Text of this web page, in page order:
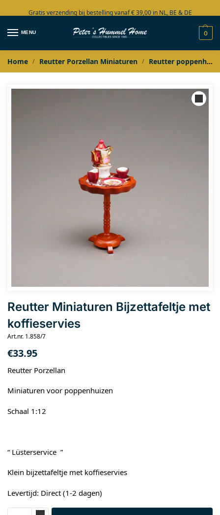
Gratis verzending bij bestelling vanaf € 39,00 in NL, BE & DE
Grote collectie in voorraad
MENU 0
Home / Reutter Porzellan Miniaturen / Reutter poppenhuis miniaturen
Reutter Miniaturen Bijzettafeltje met
koffieservies
Art.nr. 1.858/7
€33.95
Reutter Porzellan
Miniaturen voor poppenhuizen
Schaal 1:12
“ Lüsterservice ”
Klein bijzettafeltje met koffieservies
Levertijd: Direct (1-2 dagen)